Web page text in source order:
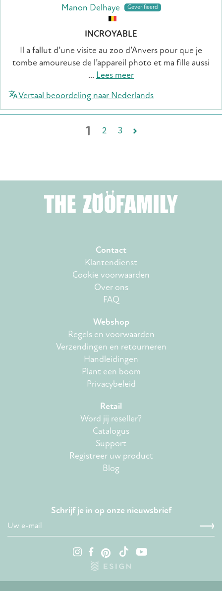
Manon Delhaye
INCROYABLE
Il a fallut d’une visite au zoo d’Anvers pour que je
tombe amoureuse de l’appareil photo et ma fille aussi
... Lees meer
Vertaal beoordeling naar Nederlands
1 2 3
Contact
Klantendienst
Cookie voorwaarden
Over ons
FAQ
Webshop
Regels en voorwaarden
Verzendingen en retourneren
Handleidingen
Plant een boom
Privacybeleid
Retail
Word jij reseller?
Catalogus
Support
Registreer uw product
Blog
Schrijf je in op onze nieuwsbrief